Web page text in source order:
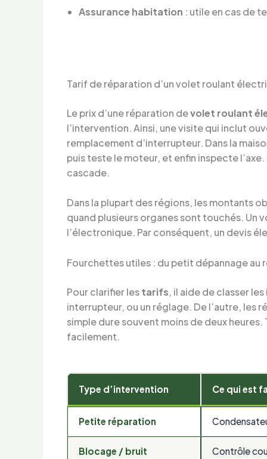
Assurance habitation : utile en cas de
Tarif de réparation d’un volet roulant
Le prix d’une réparation devolet roulant
l’intervention. Ainsi, une visite qui inclut
remplacement d’interrupteur. Dans la
puis teste le moteur, et enfin inspecte
cascade.
Dans la plupart des régions, les montants
quand plusieurs organes sont touchés. Un
l’électronique. Par conséquent, un devis
Fourchettes utiles : du petit dépannage au
Pour clarifier lestarifs, il aide de classer
interrupteur, ou un réglage. De l’autre, les
simple dure souvent moins de deux
facilement.
Type d’intervention Ce qui est
Petite réparation
Blocage / bruit Contrôle